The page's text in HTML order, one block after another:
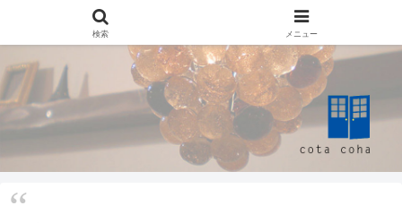
検索 メニュー